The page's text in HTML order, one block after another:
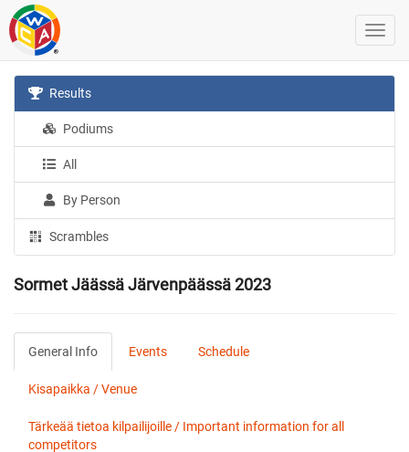
Results
Podiums
All
By Person
Scrambles
Sormet Jäässä Järvenpäässä 2023
General Info Events Schedule
Kisapaikka / Venue
Tärkeää tietoa kilpailijoille / Important information for all
competitors